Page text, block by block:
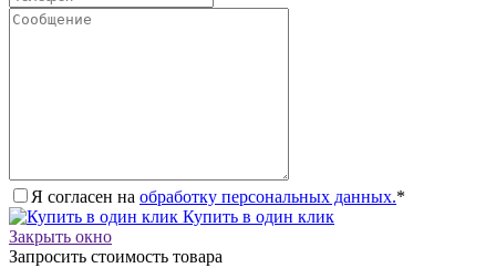
Я согласен на обработку персональных данных.*
Купить в один клик
Закрыть окно
Запросить стоимость товара